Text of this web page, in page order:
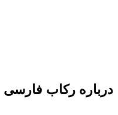
درباره رکاب فارسی